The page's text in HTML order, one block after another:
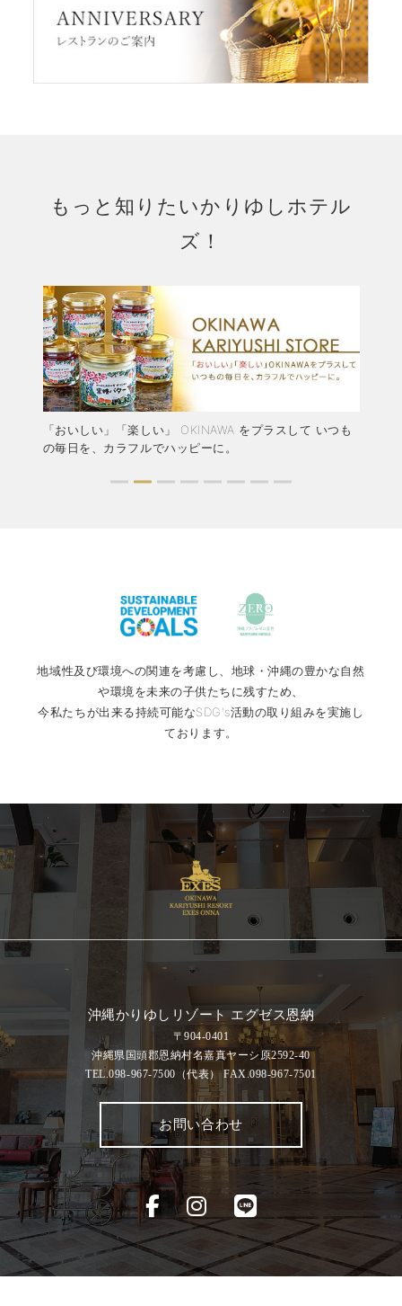
もっと知りたいかりゆしホテル
ズ！
かりゆしホテルズでの思い出や楽しみ方をみんなでシェ
ア！
地域性及び環境への関連を考慮し、地球・沖縄の豊かな自然
や環境を未来の子供たちに残すため、
今私たちが出来る持続可能なSDG's活動の取り組みを実施し
ております。
沖縄かりゆしリゾート エグゼス恩納
〒904-0401
沖縄県国頭郡恩納村名嘉真ヤーシ原2592-40
TEL.098-967-7500 （代表）FAX.098-967-7501
お問い合わせ